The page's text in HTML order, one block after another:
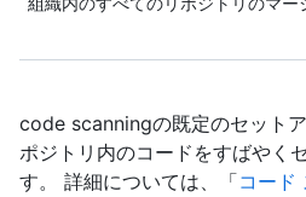
code scanningの既定のセット
ポジトリ内のコードをすばやく
す。 詳細については、「コード